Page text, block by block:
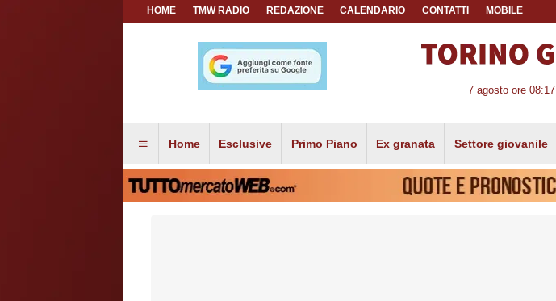
HOME TMW RADIO REDAZIONE CALENDARIO CONTATTI MOBILE
7 agosto ore 08:17
Home Esclusive Primo Piano Ex granata Settore giovanile